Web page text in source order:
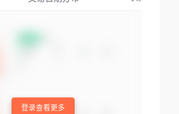
登录查看更多